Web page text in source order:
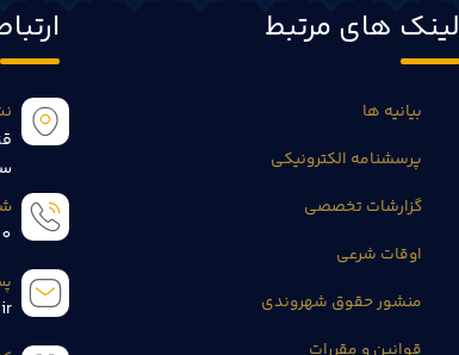
لینک های مرتبط
بیانیه ها
پرسشنامه الکترونیکی
گزارشات تخصصی
اوقات شرعی
منشور حقوق شهروندی